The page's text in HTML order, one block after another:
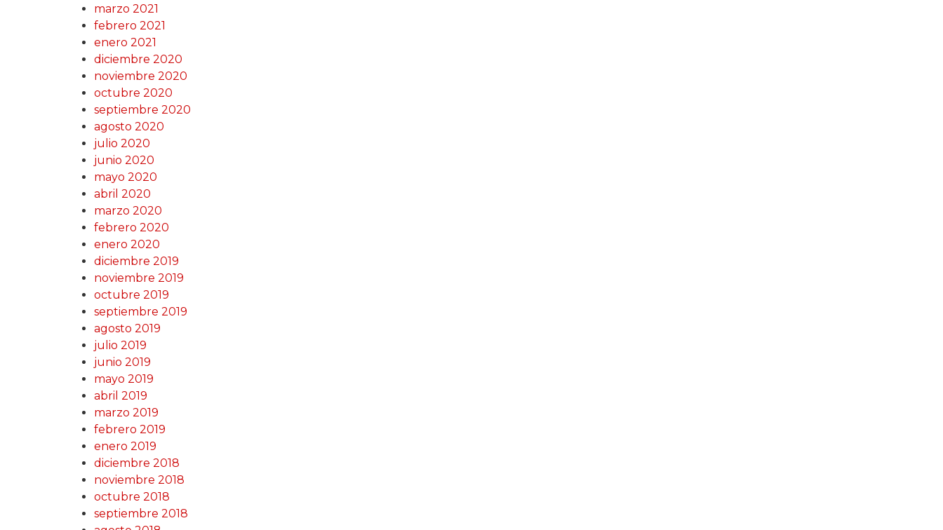
marzo 2021
febrero 2021
enero 2021
diciembre 2020
noviembre 2020
octubre 2020
septiembre 2020
agosto 2020
julio 2020
junio 2020
mayo 2020
abril 2020
marzo 2020
febrero 2020
enero 2020
diciembre 2019
noviembre 2019
octubre 2019
septiembre 2019
agosto 2019
julio 2019
junio 2019
mayo 2019
abril 2019
marzo 2019
febrero 2019
enero 2019
diciembre 2018
noviembre 2018
octubre 2018
septiembre 2018